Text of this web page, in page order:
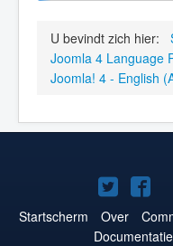
U bevindt zich hier:
Joomla 4 Language
Joomla! 4 - English
Joomla!
op op
Startscherm Over
Documentatie